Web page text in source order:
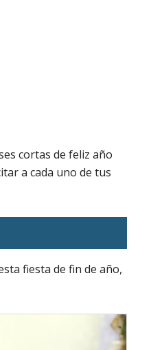
cortas de feliz año
a cada uno de tus
fiesta de fin de año,